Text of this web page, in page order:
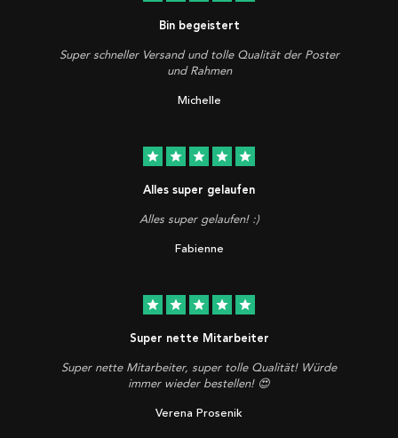
Bin begeistert
Super schneller Versand und tolle Qualität der Poster
und Rahmen
Michelle
star star star star star
Alles super gelaufen
Alles super gelaufen! :)
Fabienne
star star star star star
Super nette Mitarbeiter
Super nette Mitarbeiter, super tolle Qualität! Würde
immer wieder bestellen! 😍
Verena Prosenik